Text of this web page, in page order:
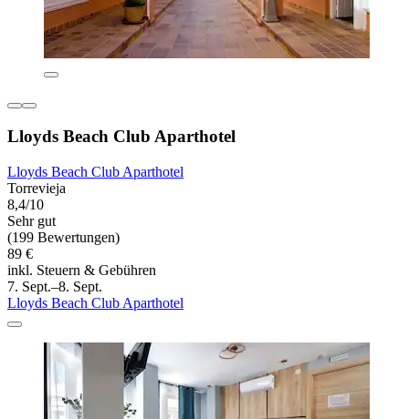
Lloyds Beach Club Aparthotel
Lloyds Beach Club Aparthotel
Torrevieja
8,4/10
Sehr gut
(199 Bewertungen)
89 €
inkl. Steuern & Gebühren
7. Sept.–8. Sept.
Lloyds Beach Club Aparthotel